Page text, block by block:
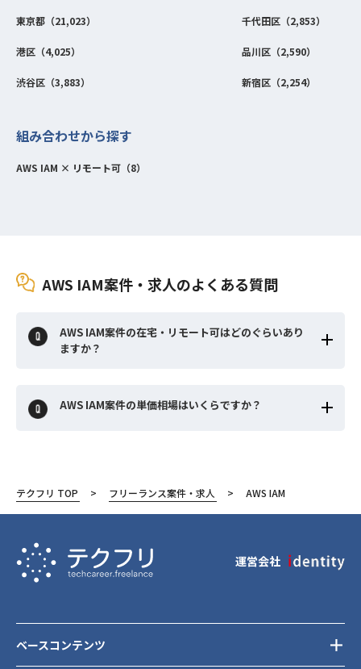
東京都（21,023）
港区（4,025）
渋谷区（3,883）
千代田区（2,853）
品川区（2,590）
新宿区（2,254）
組み合わせから探す
AWS IAM × リモート可（8）
AWS IAM案件・求人のよくある質問
AWS IAM案件の在宅・リモート可はどのぐらいあり
ますか？
AWS IAM案件の単価相場はいくらですか？
テクフリ TOP フリーランス案件・求人 AWS IAM
運営会社
ベースコンテンツ